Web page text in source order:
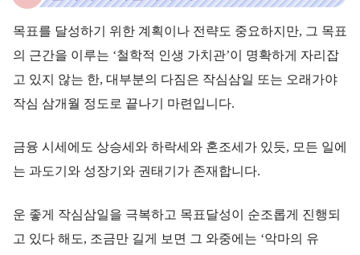
목표를 달성하기 위한 계획이나 전략도 중요하지만, 그 목표
의 근간을 이루는 ‘철학적 인생 가치관’이 명확하게 자리잡
고 있지 않는 한, 대부분의 다짐은 작심삼일 또는 오래가야
작심 삼개월 정도로 끝나기 마련입니다.
금융 시세에도 상승세와 하락세와 혼조세가 있듯, 모든 일에
는 과도기와 성장기와 권태기가 존재합니다.
운 좋게 작심삼일을 극복하고 목표달성이 순조롭게 진행되
고 있다 해도, 조금만 길게 보면 그 와중에는 ‘악마의 유